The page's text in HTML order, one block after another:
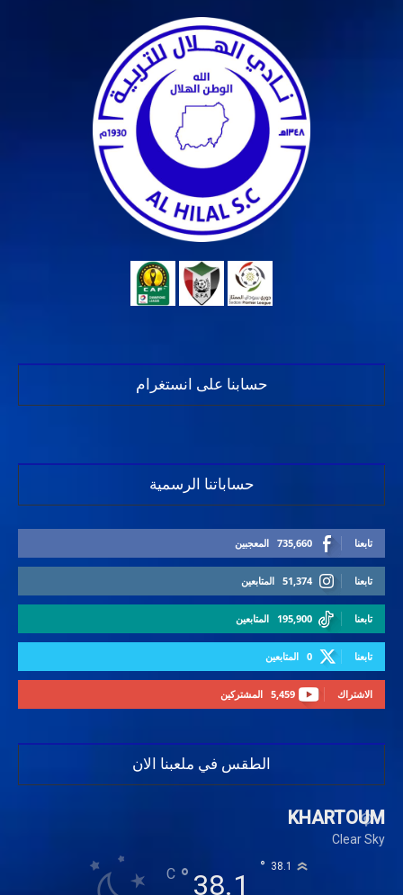
حسابنا على انستغرام
حساباتنا الرسمية
735,660 المعجبين تابعنا
51,374 المتابعين تابعنا
195,900 المتابعين تابعنا
0 المتابعين تابعنا
5,459 المشتركين الاشتراك
الطقس في ملعبنا الان
KHARTOUM
Clear Sky
38.1
°
C 38.1
°